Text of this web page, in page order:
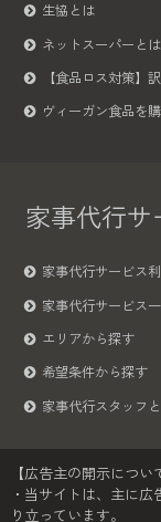
生協とは
ネットスーパーとは
【食品ロス対策】
ヴィーガン食品を
家事代行サ
家事代行サービス
家事代行サービス
エリアから探す
希望条件から探す
家事代行スタッフ
【広告主の開示につい
・当サイトは、主に
り立っています。